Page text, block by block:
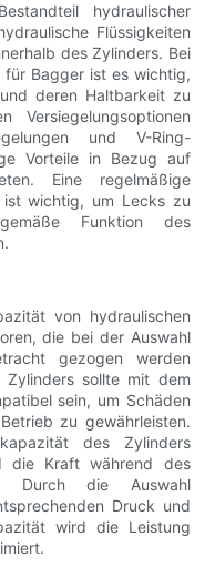
hydraulischer
Flüssigkeiten
des Zylinders. Bei
für Bagger ist es wichtig,
deren Haltbarkeit zu
Versiegelungsoptionen
und V-Ring-
Vorteile in Bezug auf
Eine regelmäßige
ist wichtig, um Lecks zu
Funktion des
von hydraulischen
die bei der Auswahl
gezogen werden
Zylinders sollte mit dem
sein, um Schäden
zu gewährleisten.
des Zylinders
die Kraft während des
Durch die Auswahl
Druck und
wird die Leistung